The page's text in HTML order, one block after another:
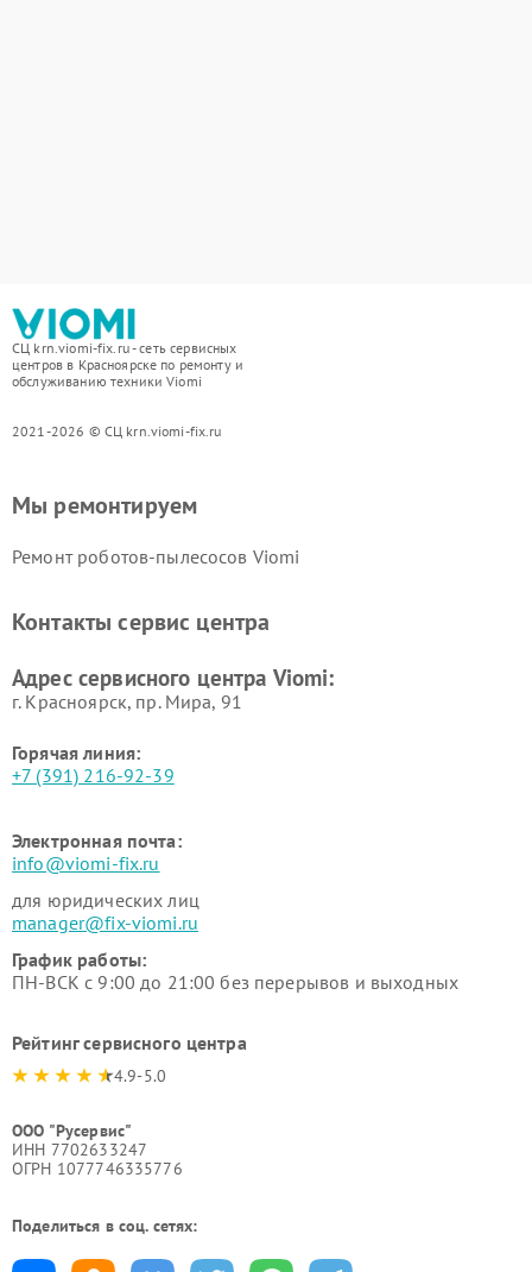
СЦ krn.viomi-fix.ru - сеть сервисных
центров в Красноярске по ремонту и
обслуживанию техники Viomi
2021-2026 © СЦ krn.viomi-fix.ru
Мы ремонтируем
Ремонт роботов-пылесосов Viomi
Контакты сервис центра
Адрес сервисного центра Viomi:
г. Красноярск, ​пр. Мира, 91
Горячая линия:
+7 (391) 216-92-39
Электронная почта:
info@viomi-fix.ru
для юридических лиц
manager@fix-viomi.ru
График работы:
ПН-ВСК с 9:00 до 21:00 без перерывов и выходных
Рейтинг сервисного центра
4.9-5.0
ООО "Русервис"
ИНН 7702633247
ОГРН 1077746335776
Поделиться в соц. сетях: